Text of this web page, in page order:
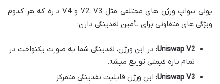
یونی سواپ ورژن های مختلفی مثل V2، V3 و V4 داره که هر کدوم
ویژگی های متفاوتی برای تأمین نقدینگی دارن:
Uniswap V2: در این ورژن، نقدینگی شما به صورت یکنواخت در
تمام بازه قیمتی توزیع میشه.
Uniswap V3: این ورژن قابلیت نقدینگی متمرکز